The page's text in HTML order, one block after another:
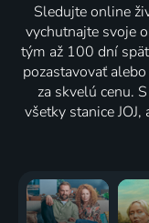
Sledujte online
vychutnajte svoje
tým až 100 dní
pozastavovať
za skvelú cenu.
všetky stanice